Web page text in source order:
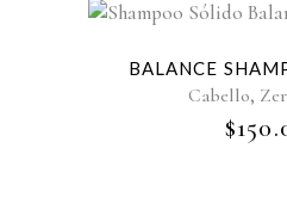
BALANCE
Cabello,
$